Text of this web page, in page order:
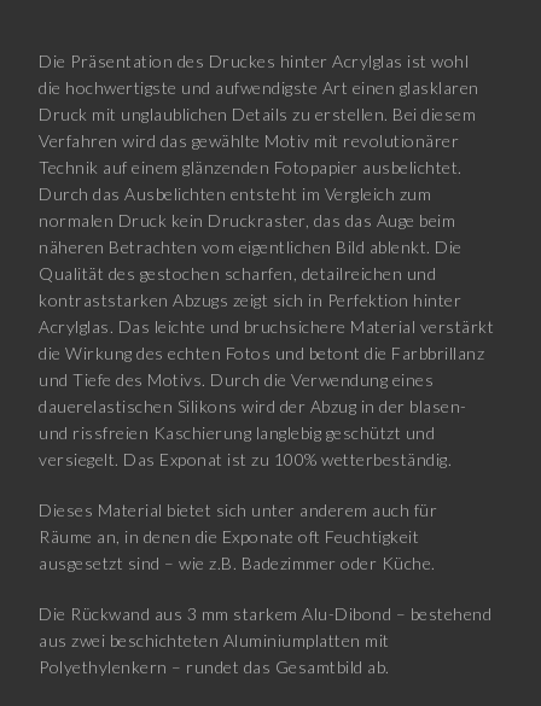
Die Präsentation des Druckes hinter Acrylglas ist wohl
die hochwertigste und aufwendigste Art einen glasklaren
Druck mit unglaublichen Details zu erstellen. Bei diesem
Verfahren wird das gewählte Motiv mit revolutionärer
Technik auf einem glänzenden Fotopapier ausbelichtet.
Durch das Ausbelichten entsteht im Vergleich zum
normalen Druck kein Druckraster, das das Auge beim
näheren Betrachten vom eigentlichen Bild ablenkt. Die
Qualität des gestochen scharfen, detailreichen und
kontraststarken Abzugs zeigt sich in Perfektion hinter
Acrylglas. Das leichte und bruchsichere Material verstärkt
die Wirkung des echten Fotos und betont die Farbbrillanz
und Tiefe des Motivs. Durch die Verwendung eines
dauerelastischen Silikons wird der Abzug in der blasen-
und rissfreien Kaschierung langlebig geschützt und
versiegelt. Das Exponat ist zu 100% wetterbeständig.
Dieses Material bietet sich unter anderem auch für
Räume an, in denen die Exponate oft Feuchtigkeit
ausgesetzt sind – wie z.B. Badezimmer oder Küche.
Die Rückwand aus 3 mm starkem Alu-Dibond – bestehend
aus zwei beschichteten Aluminiumplatten mit
Polyethylenkern – rundet das Gesamtbild ab.